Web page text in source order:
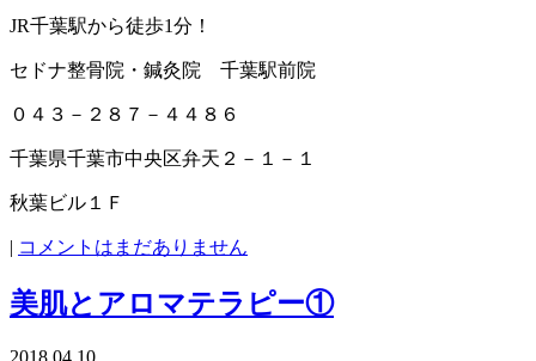
JR千葉駅から徒歩1分！
セドナ整骨院・鍼灸院 千葉駅前院
０４３－２８７－４４８６
千葉県千葉市中央区弁天２－１－１
秋葉ビル１Ｆ
| コメントはまだありません
美肌とアロマテラピー①
2018.04.10